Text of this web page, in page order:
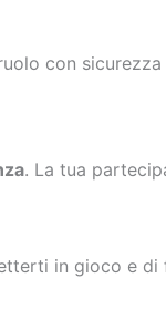
con
. La tua
in gioco e